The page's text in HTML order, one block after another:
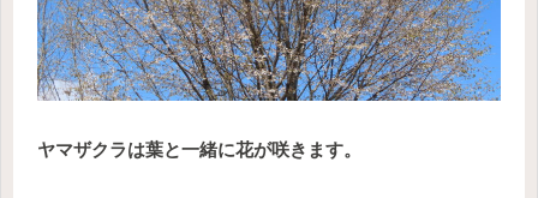
ヤマザクラは葉と一緒に花が咲きます。